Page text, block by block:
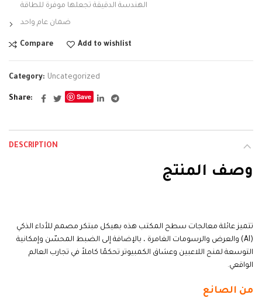
الهندسة الدقيقة تجعلها موفرة للطاقة
ضمان عام واحد
Compare Add to wishlist
Category: Uncategorized
Share Save
DESCRIPTION
وصف المنتج
تتميز عائلة معالجات سطح المكتب هذه بهيكل مبتكر مصمم للأداء الذكي
(AI) والعرض والرسومات الغامرة ، بالإضافة إلى الضبط المحسّن وإمكانية
التوسعة لمنح اللاعبين وعشاق الكمبيوتر تحكمًا كاملاً في تجارب العالم
الواقعي.
من الصانع